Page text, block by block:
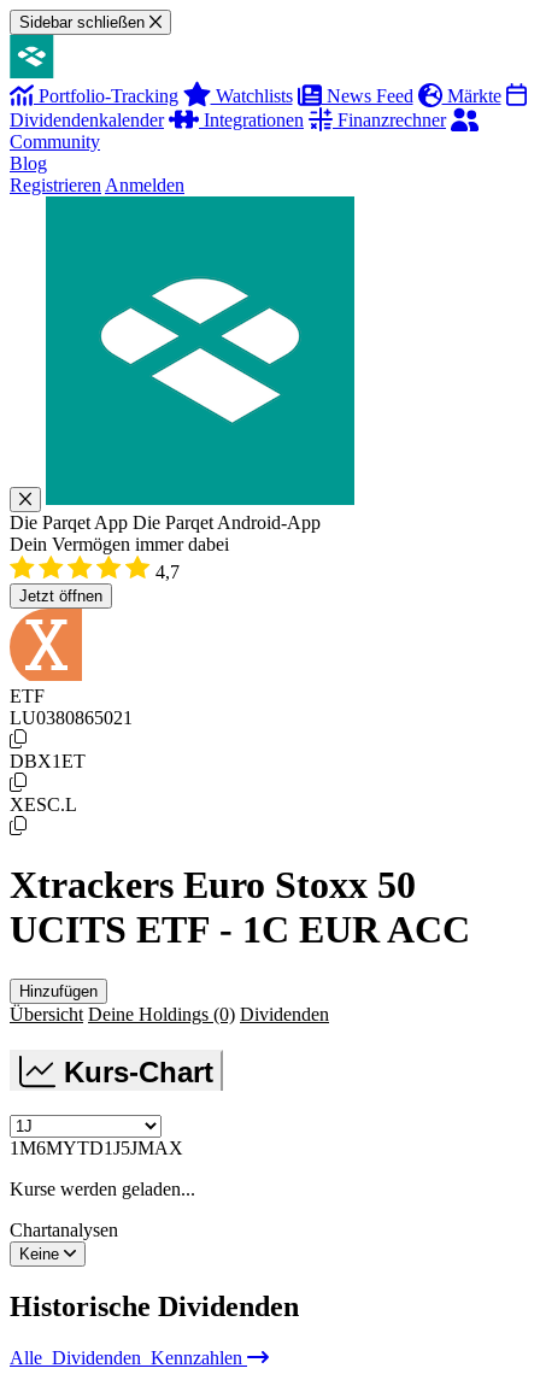
Sidebar schließen
Portfolio-Tracking Watchlists News Feed
Märkte
Dividendenkalender
Integrationen
Finanzrechner
Community
Blog
Registrieren Anmelden
Die Parqet App Die Parqet Android-App
Dein Vermögen immer dabei
4,7
Jetzt öffnen
ETF
LU0380865021
DBX1ET
XESC.L
Xtrackers Euro Stoxx 50
UCITS ETF - 1C EUR ACC
Hinzufügen
Übersicht Deine Holdings (0) Dividenden
Kurs-Chart
1M6MYTD1J5JMAX
Kurse werden geladen...
Chartanalysen
Keine
Historische Dividenden
Alle Dividenden Kennzahlen